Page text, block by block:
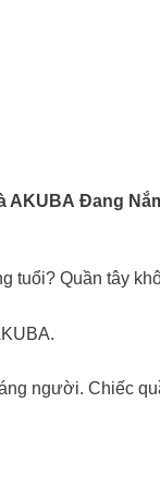
Đang
tuổi? Quần tây
người. Chiếc